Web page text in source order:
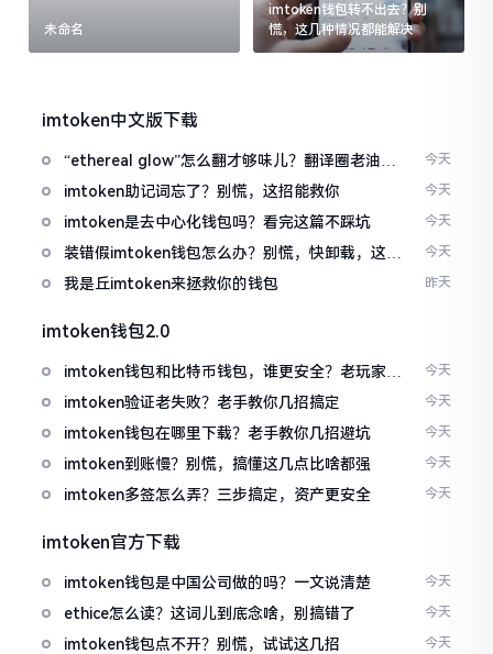
未命名
imtoken钱包转不出去？别
慌，这几种情况都能解决
imtoken中文版下载
“ethereal glow”怎么翻才够味儿？翻译圈老油条
的私房话
今天
imtoken助记词忘了？别慌，这招能救你 今天
imtoken是去中心化钱包吗？看完这篇不踩坑 今天
装错假imtoken钱包怎么办？别慌，快卸载，这几
招能救急
今天
我是丘imtoken来拯救你的钱包 昨天
imtoken钱包2.0
imtoken钱包和比特币钱包，谁更安全？老玩家来
聊聊
今天
imtoken验证老失败？老手教你几招搞定 今天
imtoken钱包在哪里下载？老手教你几招避坑 今天
imtoken到账慢？别慌，搞懂这几点比啥都强 今天
imtoken多签怎么弄？三步搞定，资产更安全 今天
imtoken官方下载
imtoken钱包是中国公司做的吗？一文说清楚 今天
ethice怎么读？这词儿到底念啥，别搞错了 今天
imtoken钱包点不开？别慌，试试这几招 今天